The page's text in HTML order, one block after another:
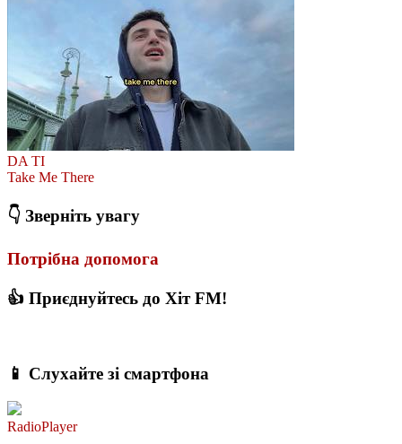
DA TI
Take Me There
👇 Зверніть увагу
Потрібна допомога
👍 Приєднуйтесь до Хіт FM!
📱 Слухайте зі смартфона
RadioPlayer